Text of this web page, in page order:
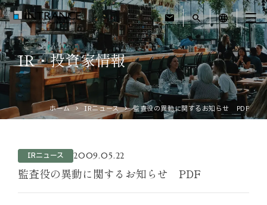
mail search language
トップ
企業情報
運営ホテル
IR・投資家情報
ホーム IRニュース 監査役の異動に関するお知らせ PDF
IRニュース 2009.05.22
監査役の異動に関するお知らせ PDF